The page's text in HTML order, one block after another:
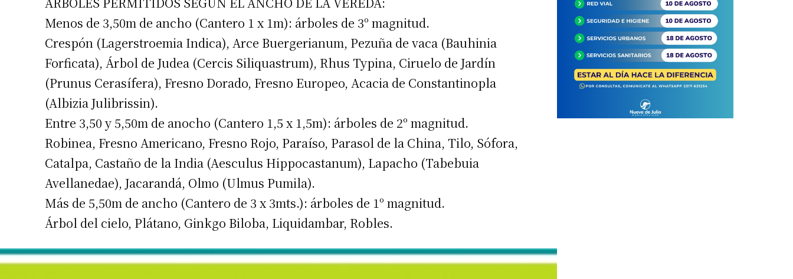
Apellidos
Número de teléfono
Menos de 3,50m de ancho (Cantero 1 x 1m): árboles de 3º magnitud.
Crespón (Lagerstroemia Indica), Arce Buergerianum, Pezuña de vaca (Bauhinia
Forficata), Árbol de Judea (Cercis Siliquastrum), Rhus Typina, Ciruelo de Jardín
(Prunus Cerasífera), Fresno Dorado, Fresno Europeo, Acacia de Constantinopla
(Albizia Julibrissin).
Entre 3,50 y 5,50m de anocho (Cantero 1,5 x 1,5m): árboles de 2º magnitud.
Robinea, Fresno Americano, Fresno Rojo, Paraíso, Parasol de la China, Tilo, Sófora,
Catalpa, Castaño de la India (Aesculus Hippocastanum), Lapacho (Tabebuia
Avellanedae), Jacarandá, Olmo (Ulmus Pumila).
Más de 5,50m de ancho (Cantero de 3 x 3mts.): árboles de 1º magnitud.
Árbol del cielo, Plátano, Ginkgo Biloba, Liquidambar, Robles.